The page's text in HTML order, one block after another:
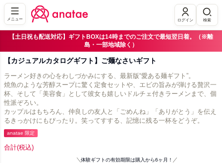
メニュー ログイン 検索
【土日祝も配送対応】ギフトBOXは14時までのご注文で最短翌日着。（※離
島・一部地域除く）
【カジュアルカタログギフト】ご麺なさいギフト
ラーメン好きの心をわしづかみにする、最新版“愛ある麺ギフト”。
焼魚のような芳醇スープに驚く定食セットや、エビの旨みが弾ける贅沢一
杯、そして「美容食」として彼女も嬉しいドルチェ付きラーメンまで、個
性派ぞろい。
カップルはもちろん、仲良しの友人と「ごめんね」「ありがとう」を伝え
るきっかけにもぴったり。笑ってすする、記憶に残る一杯をどうぞ。
anatae 限定
合計(税込)
体験ギフトの有効期限は購入から6ヶ月！